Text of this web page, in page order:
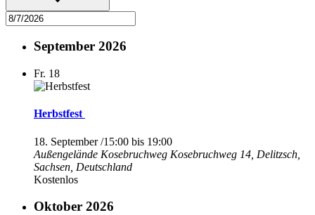
September 2026
Fr. 18
Herbstfest
18. September /15:00 bis 19:00
Außengelände Kosebruchweg Kosebruchweg 14, Delitzsch,
Sachsen, Deutschland
Kostenlos
Oktober 2026